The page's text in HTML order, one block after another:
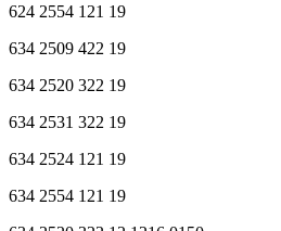
624 2554 121 19
634 2509 422 19
634 2520 322 19
634 2531 322 19
634 2524 121 19
634 2554 121 19